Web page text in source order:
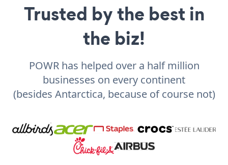
Trusted by the best in
the biz!
POWR has helped over a half million
businesses on every continent
(besides Antarctica, because of course not)